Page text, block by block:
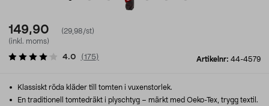
149,90
(29,98/st)
(inkl. moms)
Artikelnr: 44-4579
4.0 (175)
Klassiskt röda kläder till tomten i vuxenstorlek.
En traditionell tomtedräkt i plyschtyg – märkt med Oeko-Tex, trygg textil.